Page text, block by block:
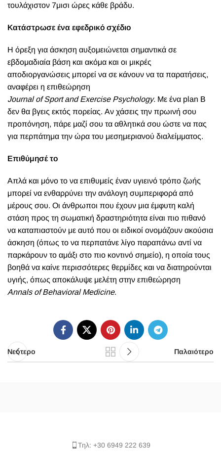
τουλάχιστον 7μισι ώρες κάθε βράδυ.
Κατάστρωσε ένα εφεδρικό σχέδιο
Η όρεξη για άσκηση αυξομειώνεται σημαντικά σε
εβδομαδιαία βάση και ακόμα και οι μικρές
αποδιοργανώσεις μπορεί να σε κάνουν να τα παρατήσεις,
αναφέρει η επιθεώρηση
JournalofSportandExercise Psychology. Με ένα plan Β
δεν θα βγεις εκτός πορείας. Αν χάσεις την πρωινή σου
προπόνηση, πάρε μαζί σου τα αθλητικά σου ώστε να πας
για περπάτημα την ώρα του μεσημεριανού διαλείμματος.
Επιθύμησέ το
Απλά και μόνο το να επιθυμείς έναν υγιεινό τρόπο ζωής
μπορεί να ενθαρρύνει την ανάλογη συμπεριφορά από
μέρους σου. Οι άνθρωποι που έχουν μια έμφυτη καλή
στάση προς τη σωματική δραστηριότητα είναι πιο πιθανό
να καταπιαστούν με αυτό που οι ειδικοί ονομάζουν ακούσια
άσκηση (όπως το να περπατάνε λίγο παραπάνω αντί να
παρκάρουν το αμάξι στο πιο κοντινό σημείο), η οποία τους
βοηθά να καίνε περισσότερες θερμίδες και να διατηρούνται
υγιής, όπως αποκάλυψε μελέτη στην επιθεώρηση
Annals ofBehavioralMedicine.
Νεότερο Παλαιότερο
Τηλ: +30 6949 222 639